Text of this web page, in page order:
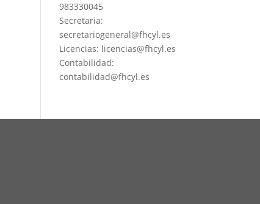
983330045
Secretaria:
secretariogeneral@fhcyl.es
Licencias: licencias@fhcyl.es
Contabilidad:
contabilidad@fhcyl.es